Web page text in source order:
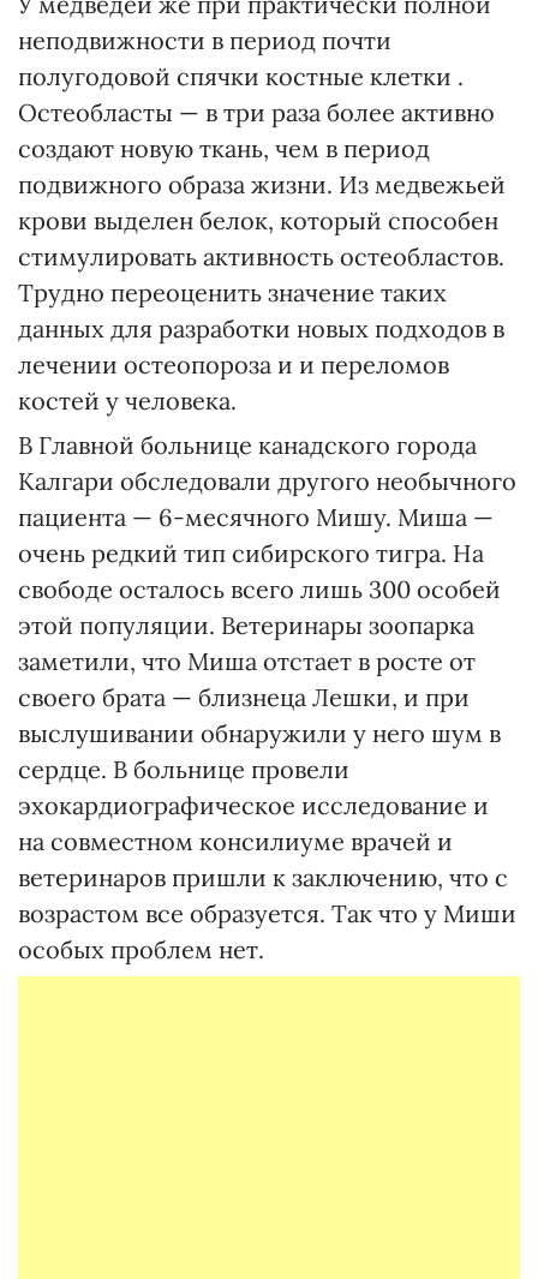
неподвижности в период почти
полугодовой спячки костные клетки .
Остеобласты — в три раза более активно
создают новую ткань, чем в период
подвижного образа жизни. Из медвежьей
крови выделен белок, который способен
стимулировать активность остеобластов.
Трудно переоценить значение таких
данных для разработки новых подходов в
лечении остеопороза и и переломов
костей у человека.
В Главной больнице канадского города
Калгари обследовали другого необычного
пациента — 6-месячного Мишу. Миша —
очень редкий тип сибирского тигра. На
свободе осталось всего лишь 300 особей
этой популяции. Ветеринары зоопарка
заметили, что Миша отстает в росте от
своего брата — близнеца Лешки, и при
выслушивании обнаружили у него шум в
сердце. В больнице провели
эхокардиографическое исследование и
на совместном консилиуме врачей и
ветеринаров пришли к заключению, что с
возрастом все образуется. Так что у Миши
особых проблем нет.